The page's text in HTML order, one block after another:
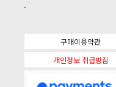
구매이용약관
개인정보 취급방침